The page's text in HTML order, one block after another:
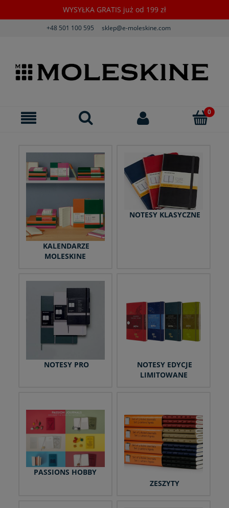
WYSYŁKA GRATIS już od 199 zł
+48 501 100 595 sklep@e-moleskine.com
KALENDARZE
MOLESKINE
NOTESY KLASYCZNE
NOTESY PRO
NOTESY EDYCJE
LIMITOWANE
PASSIONS HOBBY
ZESZYTY